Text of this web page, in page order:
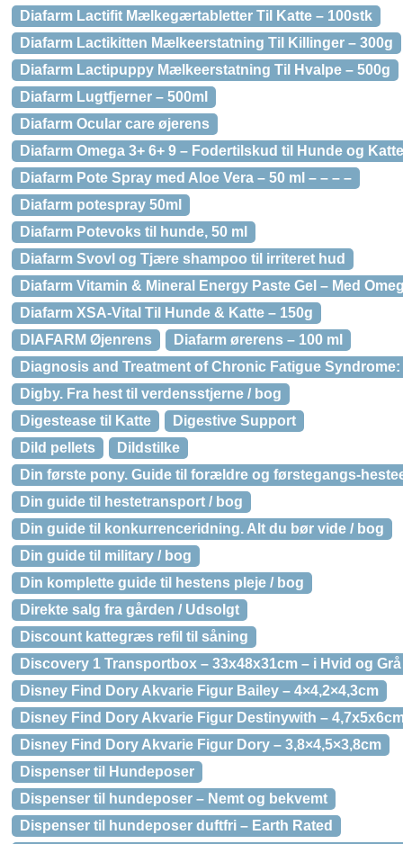
Diafarm Lactifit Mælkegærtabletter Til Katte – 100stk
Diafarm Lactikitten Mælkeerstatning Til Killinger – 300g
Diafarm Lactipuppy Mælkeerstatning Til Hvalpe – 500g
Diafarm Lugtfjerner – 500ml
Diafarm Ocular care øjerens
Diafarm Omega 3+ 6+ 9 – Fodertilskud til Hunde og
Diafarm Pote Spray med Aloe Vera – 50 ml – – – –
Diafarm potespray 50ml
Diafarm Potevoks til hunde, 50 ml
Diafarm Svovl og Tjære shampoo til irriteret hud
Diafarm Vitamin & Mineral Energy Paste Gel – Med
Diafarm XSA-Vital Til Hunde & Katte – 150g
DIAFARM Øjenrens
Diafarm ørerens – 100 ml
Diagnosis and Treatment of Chronic Fatigue
Digby. Fra hest til verdensstjerne / bog
Digestease til Katte
Digestive Support
Dild pellets
Dildstilke
Din første pony. Guide til forældre og førstegangs-
Din guide til hestetransport / bog
Din guide til konkurrenceridning. Alt du bør vide / bog
Din guide til military / bog
Din komplette guide til hestens pleje / bog
Direkte salg fra gården / Udsolgt
Discount kattegræs refil til såning
Discovery 1 Transportbox – 33x48x31cm – i Hvid og
Disney Find Dory Akvarie Figur Bailey – 4×4,2×4,3cm
Disney Find Dory Akvarie Figur Destinywith –
Disney Find Dory Akvarie Figur Dory – 3,8×4,5×3,8cm
Dispenser til Hundeposer
Dispenser til hundeposer – Nemt og bekvemt
Dispenser til hundeposer duftfri – Earth Rated